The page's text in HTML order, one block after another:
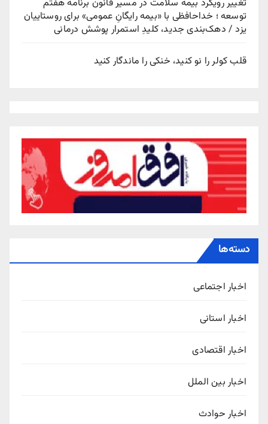
تغییر رویکرد بیمه سلامت در مسیر قانون برنامه هفتم
توسعه ؛ خداحافظی با «بیمه رایگانِ عمومی» برای روستاییان
یزد / دهک‌بندی جدید، کلیدِ استمرار پوشش درمانی
قلب کولر را نو کنید، خنکی را ماندگار کنید
دسته‌ها
اخبار اجتماعی
اخبار استانی
اخبار اقتصادی
اخبار بین الملل
اخبار حوادث